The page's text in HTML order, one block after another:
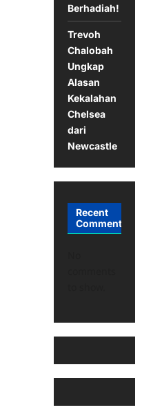
Berhadiah!
Trevoh
Chalobah
Ungkap
Alasan
Kekalahan
Chelsea
dari
Newcastle
Recent
Comments